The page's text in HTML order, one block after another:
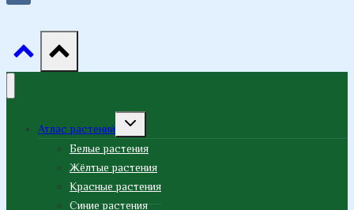
Атлас растений
Переключить
меню
Белые растения
Жёлтые растения
Красные растения
Синие растения